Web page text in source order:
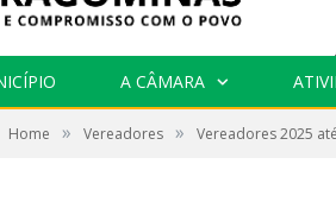
A CÂMARA
Home » Vereadores » Vereadores 2025